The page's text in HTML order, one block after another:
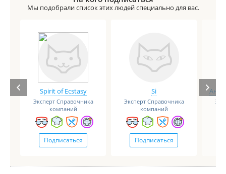
Мы подобрали список этих людей специально для вас.
Spirit of Ecstasy
Эксперт Справочника
компаний
Подписаться
Si
Эксперт Справочника
компаний
Подписаться